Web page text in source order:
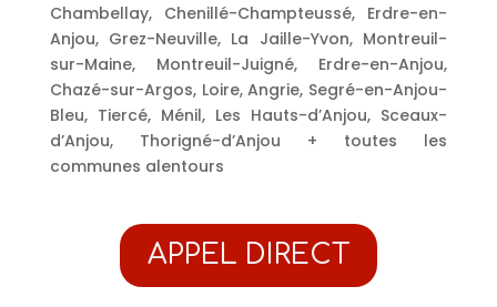
Chambellay, Chenillé-Champteussé, Erdre-en-
Anjou, Grez-Neuville, La Jaille-Yvon, Montreuil-
sur-Maine, Montreuil-Juigné, Erdre-en-Anjou,
Chazé-sur-Argos, Loire, Angrie, Segré-en-Anjou-
Bleu, Tiercé, Ménil, Les Hauts-d’Anjou, Sceaux-
d’Anjou, Thorigné-d’Anjou + toutes les
communes alentours
APPEL DIRECT